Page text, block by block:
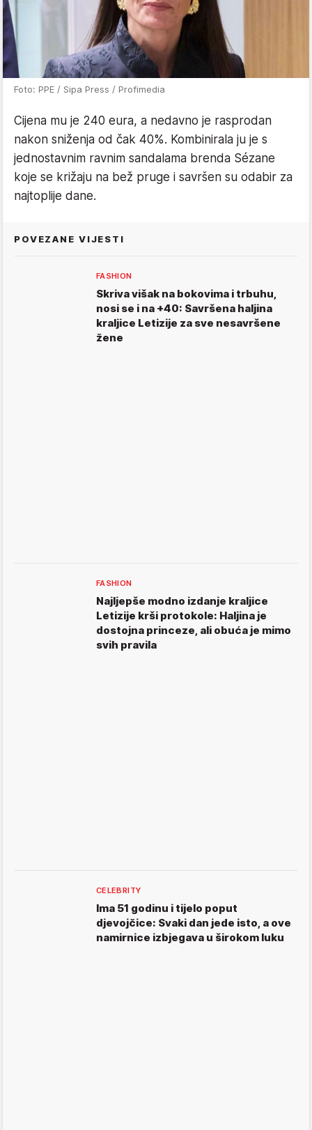
Foto: PPE / Sipa Press / Profimedia
Cijena mu je 240 eura, a nedavno je rasprodan
nakon sniženja od čak 40%. Kombinirala ju je s
jednostavnim ravnim sandalama brenda Sézane
koje se križaju na bež pruge i savršen su odabir za
najtoplije dane.
POVEZANE VIJESTI
FASHION
Skriva višak na bokovima i trbuhu,
nosi se i na +40: Savršena haljina
kraljice Letizije za sve nesavršene
žene
FASHION
Najljepše modno izdanje kraljice
Letizije krši protokole: Haljina je
dostojna princeze, ali obuća je mimo
svih pravila
CELEBRITY
Ima 51 godinu i tijelo poput
djevojčice: Svaki dan jede isto, a ove
namirnice izbjegava u širokom luku